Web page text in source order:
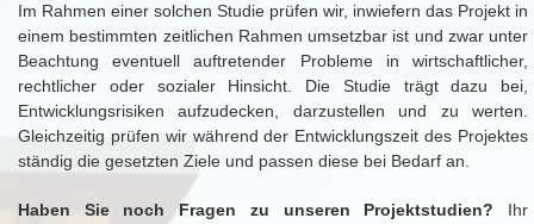
Im Rahmen einer solchen Studie prüfen wir, inwiefern das Projekt in
einem bestimmten zeitlichen Rahmen umsetzbar ist und zwar unter
Beachtung eventuell auftretender Probleme in wirtschaftlicher,
rechtlicher oder sozialer Hinsicht. Die Studie trägt dazu bei,
Entwicklungsrisiken aufzudecken, darzustellen und zu werten.
Gleichzeitig prüfen wir während der Entwicklungszeit des Projektes
ständig die gesetzten Ziele und passen diese bei Bedarf an.
Haben Sie noch Fragen zu unseren Projektstudien? Ihr